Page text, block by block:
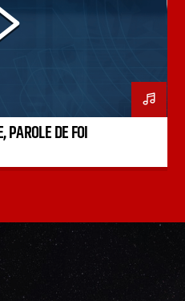
PAROLE DE FOI